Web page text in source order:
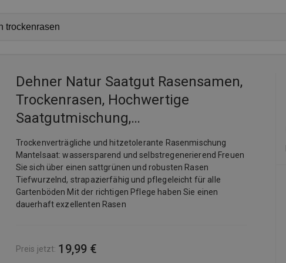
Dehner Natur Saatgut Rasensamen,
Trockenrasen, Hochwertige
Saatgutmischung,
Strapazierfähig/Selbstregenerierend,
750 G, Für Ca. 25 M²,
Trockenverträgliche und hitzetolerante Rasenmischung
Mantelsaat: wassersparend und selbstregenerierend Freuen
Sie sich über einen sattgrünen und robusten Rasen
Tiefwurzelnd, strapazierfähig und pflegeleicht für alle
Gartenböden Mit der richtigen Pflege haben Sie einen
dauerhaft exzellenten Rasen
Preis jetzt: 19,99 €